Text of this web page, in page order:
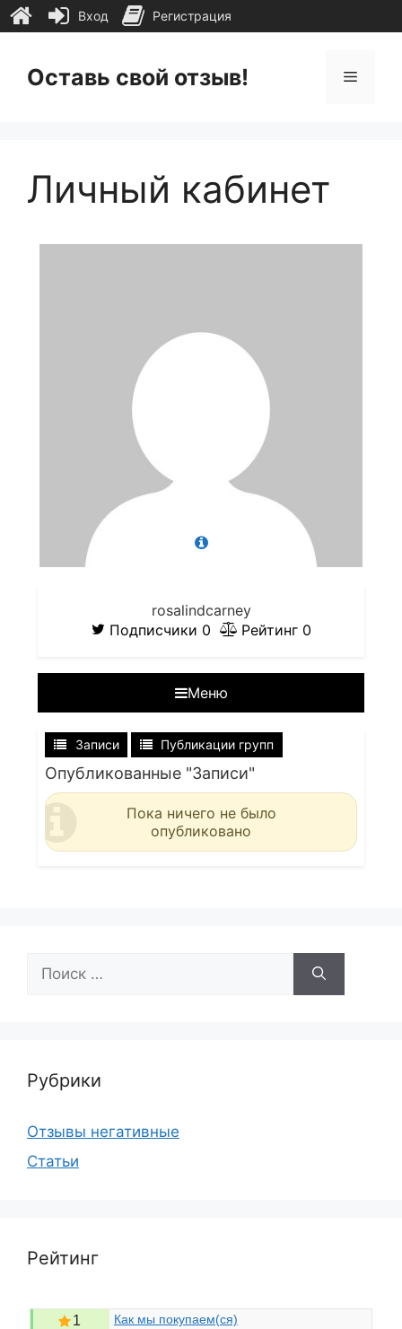
содержимому
Оставь свой отзыв! Меню
Личный кабинет
rosalindcarney
Подписчики 0 Рейтинг 0
Меню
Записи Публикации групп
Опубликованные "Записи"
Пока ничего не было
опубликовано
Рубрики
Отзывы негативные
Статьи
Рейтинг
1 Как мы покупаем(ся)
Вход Регистрация